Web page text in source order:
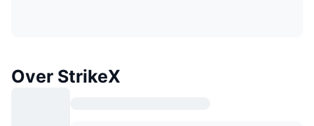
Over StrikeX